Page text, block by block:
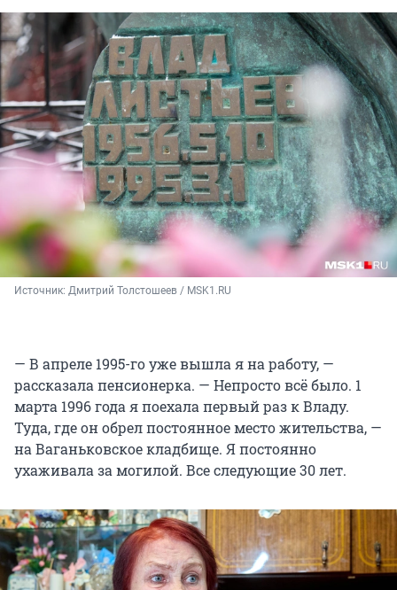
Источник: Дмитрий Толстошеев / MSK1.RU
— В апреле 1995-го уже вышла я на работу, —
рассказала пенсионерка. — Непросто всё было. 1
марта 1996 года я поехала первый раз к Владу.
Туда, где он обрел постоянное место жительства, —
на Ваганьковское кладбище. Я постоянно
ухаживала за могилой. Все следующие 30 лет.